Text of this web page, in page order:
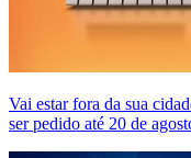
Vai estar fora da sua
ser pedido até 20 de